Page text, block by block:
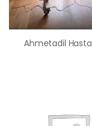
ABS